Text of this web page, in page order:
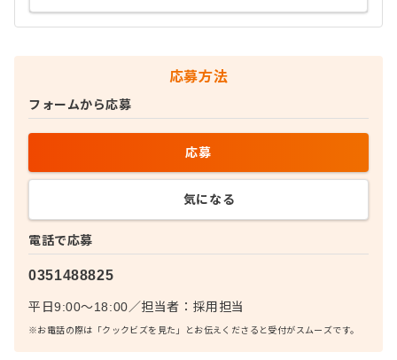
応募方法
電話で応募
0351488825
平日9:00～18:00／担当者： 採用担当
※お電話の際は「クックビズを見た」とお伝えくださると受付がスムーズです。
フォームから応募
応募
気になる